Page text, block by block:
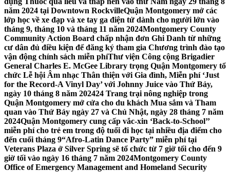
năm 2024 tại Downtown RockvilleQuận Montgomery mở các
lớp học về xe đạp và xe tay ga điện tử dành cho người lớn vào
tháng 9, tháng 10 và tháng 11 năm 2024Montgomery County
Community Action Board chấp nhận đơn Ghi Danh từ những
cư dân đủ điều kiện để đăng ký tham gia Chương trình đào tạo
vận động chính sách miễn phíThư viện Công cộng Brigadier
General Charles E. McGee Library trọng Quận Montgomery tổ
chức Lễ hội Âm nhạc Thân thiện với Gia đình, Miễn phí ‘Just
for the Record-A Vinyl Day’ với Johnny Juice vào Thứ Bảy,
ngày 10 tháng 8 năm 202424 Trang trại nông nghiệp trong
Quận Montgomery mở cửa cho du khách Mua sắm và Tham
quan vào Thứ Bảy ngày 27 và Chủ Nhật, ngày 28 tháng 7 năm
2024Quận Montgomery cung cấp vắc-xin ‘Back-to-School’’
miễn phí cho trẻ em trong độ tuổi đi học tại nhiều địa điểm cho
đến cuối tháng 9“Afro-Latin Dance Party” miễn phí tại
Veterans Plaza ở Silver Spring sẽ tổ chức từ 7 giờ tối cho đến 9
giờ tối vào ngày 16 tháng 7 năm 2024Montgomery County
Office of Emergency Management and Homeland Security